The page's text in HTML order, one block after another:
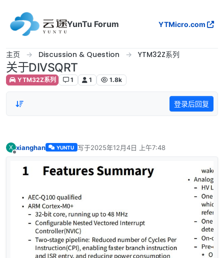
YunTu Forum
YTMicro.com
主页 Discussion & Question YTM32Z系列
关于DIVSQRT
YTM32Z系列 1 1 1.8k
登录后回复
X xianghan YUNTU 写于2025年12月4日 上午7:48
最后由 编辑